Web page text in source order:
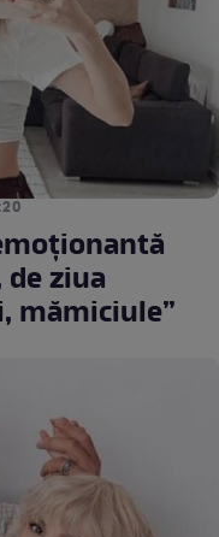
ziua
mămiciule”